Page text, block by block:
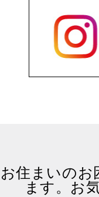
お住まいのお
ます。お